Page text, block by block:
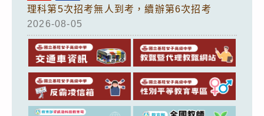
理科第5次招考無人到考，續辦第6次招考
2026-08-05